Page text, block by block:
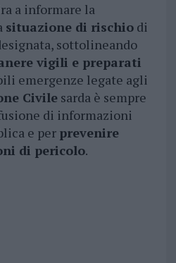
a informare la
situazione di rischiodi
sottolineando
vigili e preparati
emergenze legate agli
Civilesarda è sempre
di informazioni
e per prevenire
di pericolo.